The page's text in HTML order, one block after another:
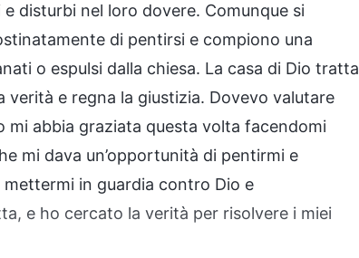
disturbi nel loro dovere. Comunque si
di pentirsi e compiono una
o espulsi dalla chiesa. La casa di Dio tratta
verità e regna la giustizia. Dovevo valutare
mi abbia graziata questa volta facendomi
mi dava un’opportunità di pentirmi e
mettermi in guardia contro Dio e
e ho cercato la verità per risolvere i miei